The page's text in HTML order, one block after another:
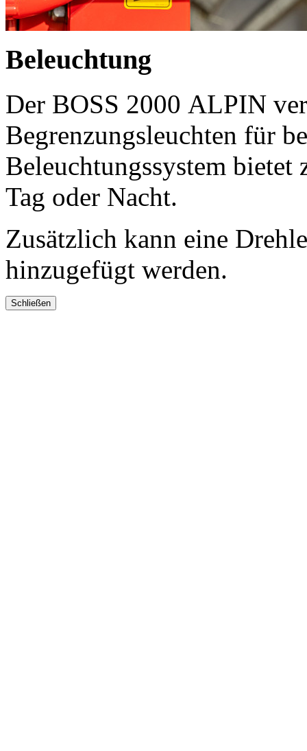
Beleuchtung
Der BOSS 2000 ALPIN
Begrenzungsleuchten für
Beleuchtungssystem
Tag oder Nacht.
Zusätzlich kann eine
hinzugefügt werden.
Schließen